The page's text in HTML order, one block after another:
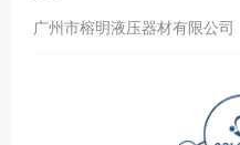
广州市榕明液压器材有限公司